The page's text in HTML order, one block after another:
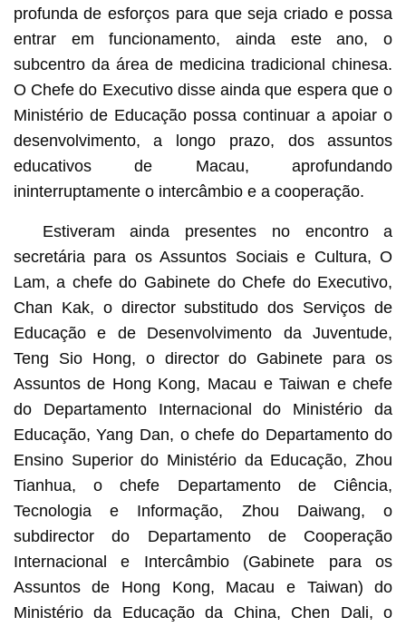
profunda de esforços para que seja criado e possa
entrar em funcionamento, ainda este ano, o
subcentro da área de medicina tradicional chinesa.
O Chefe do Executivo disse ainda que espera que o
Ministério de Educação possa continuar a apoiar o
desenvolvimento, a longo prazo, dos assuntos
educativos de Macau, aprofundando
ininterruptamente o intercâmbio e a cooperação.
Estiveram ainda presentes no encontro a
secretária para os Assuntos Sociais e Cultura, O
Lam, a chefe do Gabinete do Chefe do Executivo,
Chan Kak, o director substitudo dos Serviços de
Educação e de Desenvolvimento da Juventude,
Teng Sio Hong, o director do Gabinete para os
Assuntos de Hong Kong, Macau e Taiwan e chefe
do Departamento Internacional do Ministério da
Educação, Yang Dan, o chefe do Departamento do
Ensino Superior do Ministério da Educação, Zhou
Tianhua, o chefe Departamento de Ciência,
Tecnologia e Informação, Zhou Daiwang, o
subdirector do Departamento de Cooperação
Internacional e Intercâmbio (Gabinete para os
Assuntos de Hong Kong, Macau e Taiwan) do
Ministério da Educação da China, Chen Dali, o